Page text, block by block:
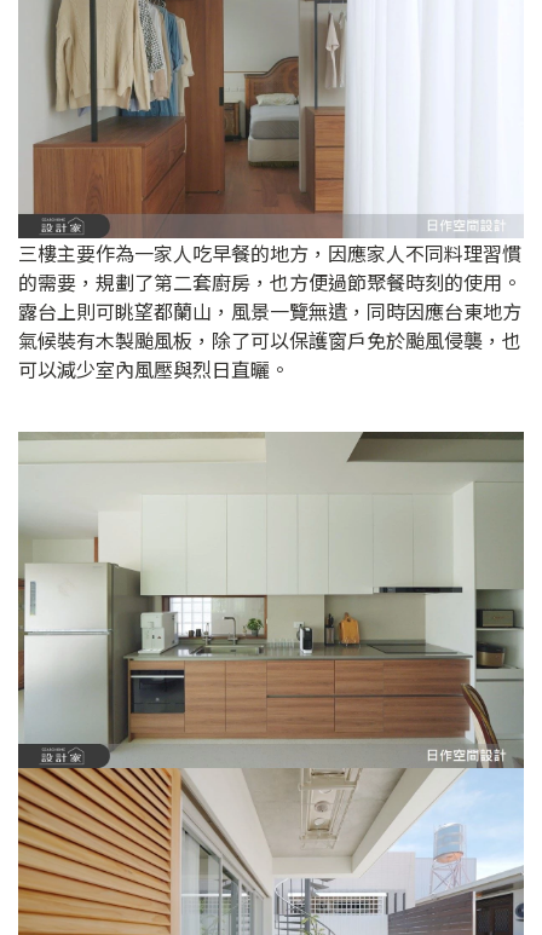
三樓主要作為一家人吃早餐的地方，因應家人不同料理習慣
的需要，規劃了第二套廚房，也方便過節聚餐時刻的使用。
露台上則可眺望都蘭山，風景一覽無遺，同時因應台東地方
氣候裝有木製颱風板，除了可以保護窗戶免於颱風侵襲，也
可以減少室內風壓與烈日直曬。